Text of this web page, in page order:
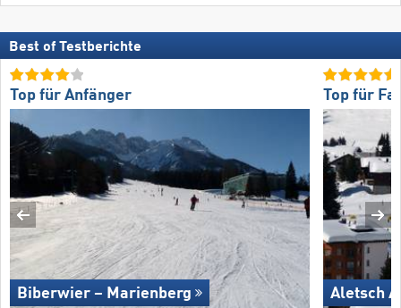
Best of Testberichte
Top für Anfänger
Biberwier – Marienberg
Top für
Aletsch